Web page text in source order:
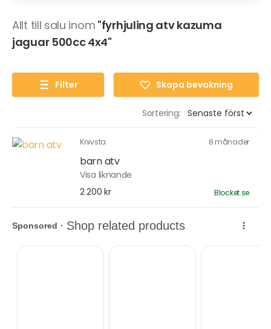
Allt till salu inom "fyrhjuling atv kazuma
jaguar 500cc 4x4"
Filter Skapa bevakning
Sortering:
Knivsta 8 månader
barn atv
Visa liknande
2 200 kr
Blocket.se